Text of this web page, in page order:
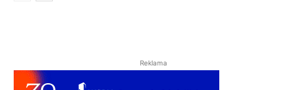
Reklama